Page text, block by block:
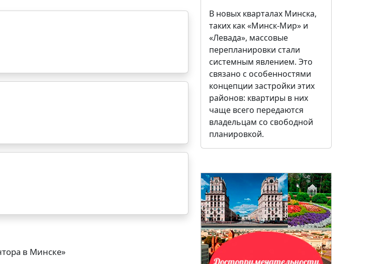
в Минске»
В новых кварталах Минска,
таких как «Минск-Мир» и
«Левада», массовые
перепланировки стали
системным явлением. Это
связано с особенностями
концепции застройки этих
районов: квартиры в них
чаще всего передаются
владельцам со свободной
планировкой.